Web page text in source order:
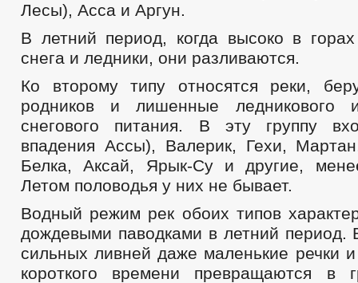
Лесы), Асса и Аргун.
В летний период, когда высоко в
снега и ледники, они разливаются.
Ко второму типу относятся реки,
родников и лишенные ледникового и
снегового питания. В эту группу
впадения Ассы), Валерик, Гехи,
Белка, Аксай, Ярык-Су и другие,
Летом половодья у них не бывает.
Водный режим рек обоих типов
дождевыми паводками в летний период.
сильных ливней даже маленькие речки
короткого времени превращаются в